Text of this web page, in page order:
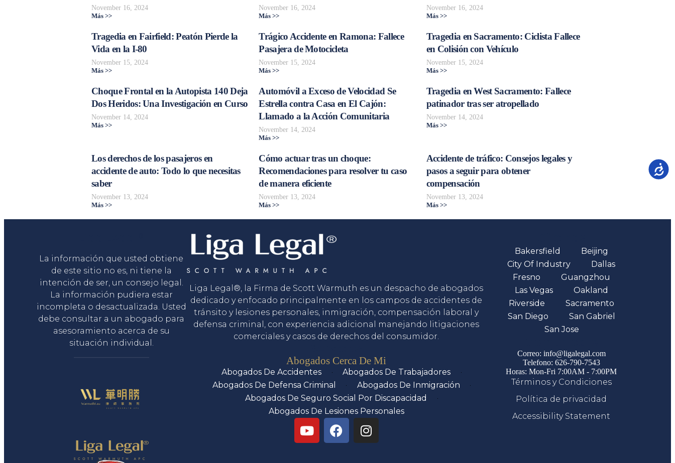
November 16, 2024
Más >>
November 16, 2024
Más >>
November 16, 2024
Más >>
Tragedia en Fairfield: Peatón Pierde la
Vida en la I-80
November 15, 2024
Más >>
Trágico Accidente en Ramona: Fallece
Pasajera de Motocicleta
November 15, 2024
Más >>
Tragedia en Sacramento: Ciclista Fallece
en Colisión con Vehículo
November 15, 2024
Más >>
Choque Frontal en la Autopista 140 Deja
Dos Heridos: Una Investigación en Curso
November 14, 2024
Más >>
Automóvil a Exceso de Velocidad Se
Estrella contra Casa en El Cajón:
Llamado a la Acción Comunitaria
November 14, 2024
Más >>
Tragedia en West Sacramento: Fallece
patinador tras ser atropellado
November 14, 2024
Más >>
Los derechos de los pasajeros en
accidente de auto: Todo lo que necesitas
saber
November 13, 2024
Más >>
Cómo actuar tras un choque:
Recomendaciones para resolver tu caso
de manera eficiente
November 13, 2024
Más >>
Accidente de tráfico: Consejos legales y
pasos a seguir para obtener
compensación
November 13, 2024
Más >>
La información que usted obtiene
de este sitio no es, ni tiene la
intención de ser, un consejo legal.
La información pudiera estar
incompleta o desactualizada. Usted
debe consultar a un abogado para
asesoramiento acerca de su
situación individual.
Liga Legal®, la Firma de Scott Warmuth es un despacho de abogados
dedicado y enfocado principalmente en los campos de accidentes de
tránsito y lesiones personales, inmigración, compensación laboral y
defensa criminal, con experiencia adicional manejando litigaciones
comerciales y casos de derechos del consumidor.
Abogados Cerca De Mi
Abogados De Accidentes
Abogados De Trabajadores
Abogados De Defensa Criminal
Abogados De Inmigración
Abogados De Seguro Social Por Discapacidad
Abogados De Lesiones Personales
Bakersfield
Beijing
City Of Industry
Dallas
Fresno
Guangzhou
Las Vegas
Oakland
Riverside
Sacramento
San Diego
San Gabriel
San Jose
Correo: info@ligalegal.com
Telefono: 626-790-7543
Horas: Mon-Fri 7:00AM - 7:00PM
Términos y Condiciones
Política de privacidad
Accessibility Statement